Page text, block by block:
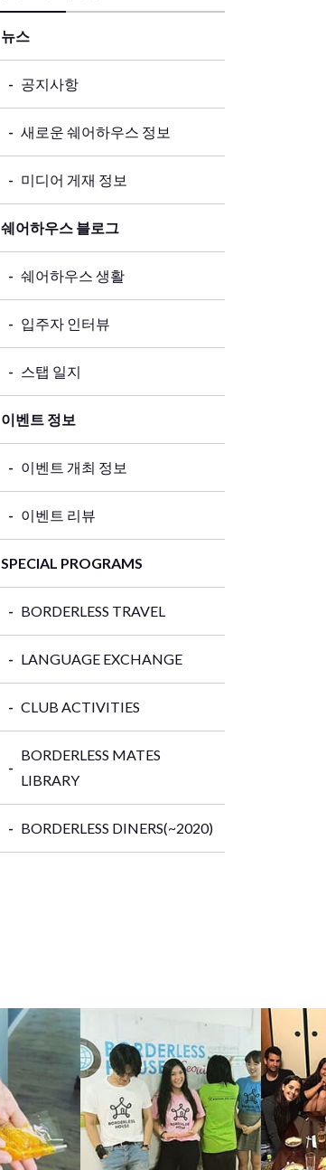
뉴스
공지사항
새로운 쉐어하우스 정보
미디어 게재 정보
쉐어하우스 블로그
쉐어하우스 생활
입주자 인터뷰
스탭 일지
이벤트 정보
이벤트 개최 정보
이벤트 리뷰
SPECIAL PROGRAMS
BORDERLESS TRAVEL
LANGUAGE EXCHANGE
CLUB ACTIVITIES
BORDERLESS MATES
LIBRARY
BORDERLESS DINERS(~2020)